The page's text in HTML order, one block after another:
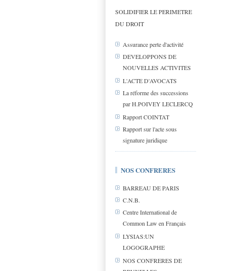
SOLIDIFIER LE PERIMETRE
DU DROIT
Assurance perte d'activité
DEVELOPPONS DE
NOUVELLES ACTIVITES
L'ACTE D'AVOCATS
La réforme des successions
par H.POIVEY LECLERCQ
Rapport COINTAT
Rapport sur l'acte sous
signature juridique
NOS CONFRERES
BARREAU DE PARIS
C.N.B.
Centre International de
Common Law en Français
LYSIAS:UN
LOGOGRAPHE
NOS CONFRERES DE